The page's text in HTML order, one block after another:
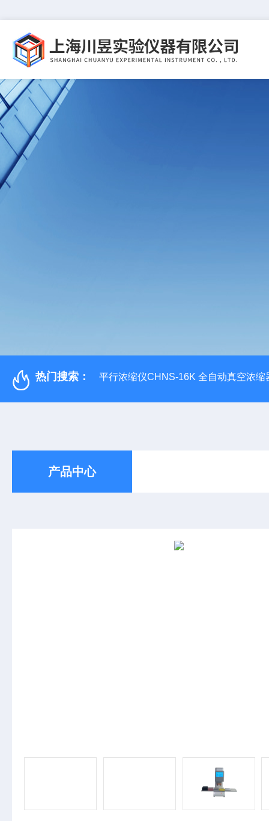
热门搜索： 平行浓缩仪CHNS-16K 全自动真空浓缩
产品中心